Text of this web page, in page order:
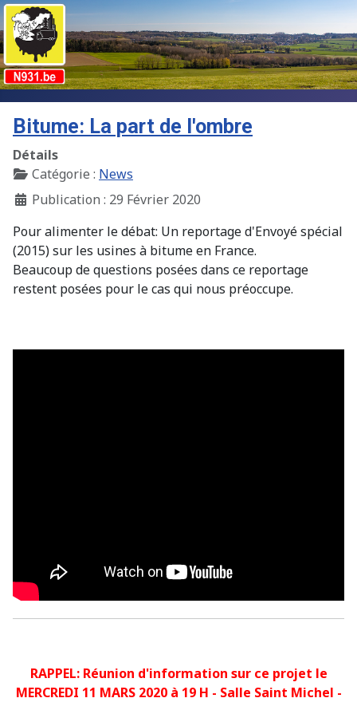
Bitume: La part de l'ombre
Détails
Catégorie : News
Publication : 29 Février 2020
Pour alimenter le débat: Un reportage d'Envoyé spécial
(2015) sur les usines à bitume en France.
Beaucoup de questions posées dans ce reportage
restent posées pour le cas qui nous préoccupe.
RAPPEL: Réunion d'information sur ce projet le
MERCREDI 11 MARS 2020 à 19 H - Salle Saint Michel -